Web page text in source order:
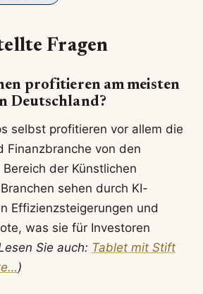
Fragen
profitieren am meisten
Deutschland?
selbst profitieren vor allem die
Finanzbranche von den
der Künstlichen
sehen durch KI-
Effizienzsteigerungen und
was sie für Investoren
Sie auch: Tablet mit Stift
)